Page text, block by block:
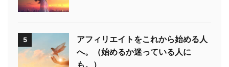
5
アフィリエイトをこれから始める人
へ。（始めるか迷っている人に
も。）